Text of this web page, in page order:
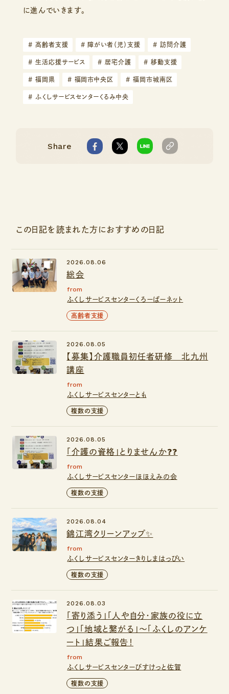
に進んでいきます。
# 高齢者支援 # 障がい者（児）支援 # 訪問介護
# 生活応援サービス # 居宅介護 # 移動支援
# 福岡県 # 福岡市中央区 # 福岡市城南区
# ふくしサービスセンターくるみ中央
Share
この日記を読まれた方におすすめの日記
総会
2026.08.06
from
ふくしサービスセンターくろーばーネット
高齢者支援
【募集】介護職員初任者研修 北九州
講座
2026.08.05
from
ふくしサービスセンターとも
複数の支援
「介護の資格」とりませんか❓❓
2026.08.05
from
ふくしサービスセンターほほえみの会
複数の支援
錦江湾クリーンアップ✨
2026.08.04
from
ふくしサービスセンターきりしまはっぴい
複数の支援
「寄り添う」「人や自分・家族の役に立
つ」「地域と繋がる」～「ふくしのアンケ
ート」結果ご報告！
2026.08.03
from
ふくしサービスセンターびすけっと佐賀
複数の支援